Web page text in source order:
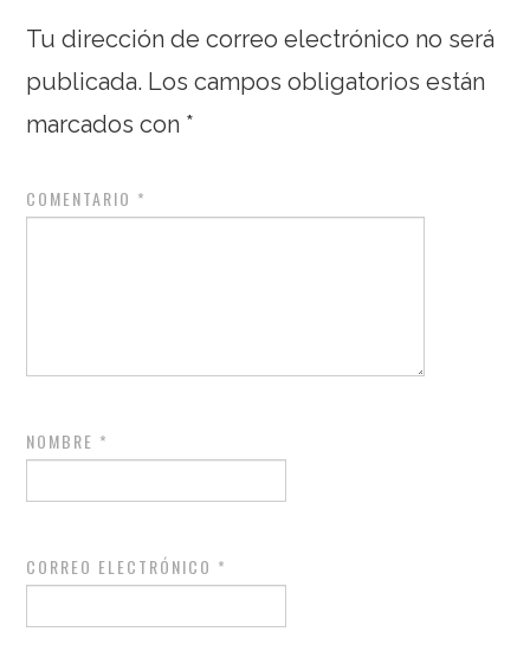
Tu dirección de correo electrónico no será
publicada. Los campos obligatorios están
marcados con *
COMENTARIO *
NOMBRE *
CORREO ELECTRÓNICO *